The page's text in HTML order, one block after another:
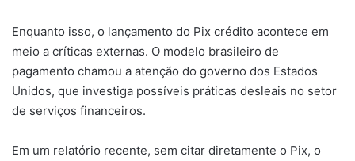
Enquanto isso, o lançamento do Pix crédito acontece em
meio a críticas externas. O modelo brasileiro de
pagamento chamou a atenção do governo dos Estados
Unidos, que investiga possíveis práticas desleais no setor
de serviços financeiros.
Em um relatório recente, sem citar diretamente o Pix, o